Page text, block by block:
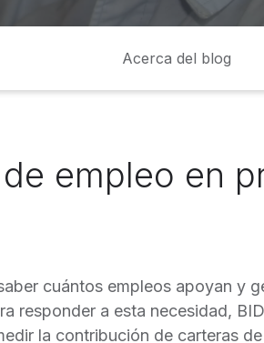
Acerca del blog
empleo en
cuántos empleos apoyan y
responder a esta necesidad,
la contribución de carteras